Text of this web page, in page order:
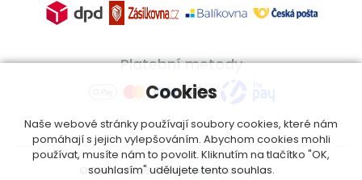
Platební metody
© 2014 - 2026, ProfiDoplnkyStravy.cz
Cookies
Naše webové stránky používají soubory cookies, které nám
pomáhají s jejich vylepšováním. Abychom cookies mohli
používat, musíte nám to povolit. Kliknutím na tlačítko "OK,
souhlasím" udělujete tento souhlas.